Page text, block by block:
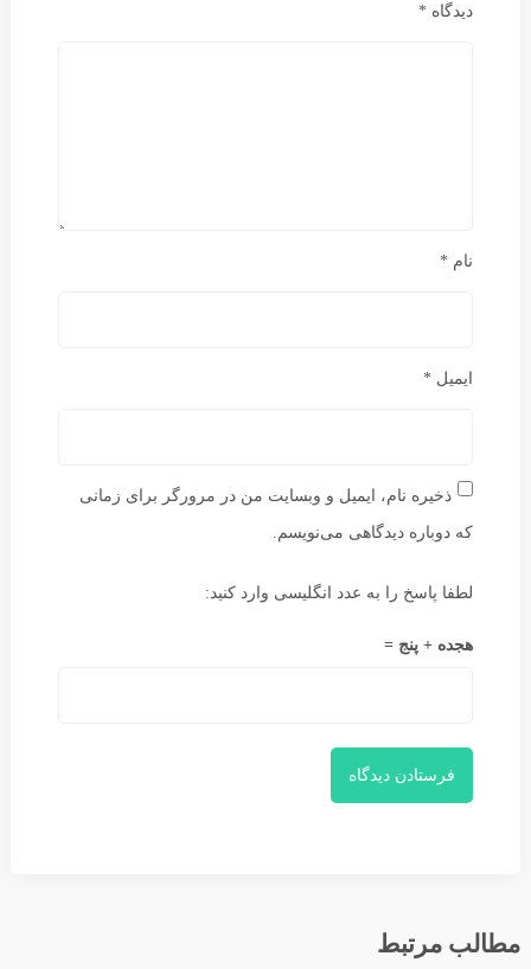
دیدگاه *
نام *
ایمیل *
ذخیره نام، ایمیل و وبسایت من در مرورگر برای زمانی
که دوباره دیدگاهی می‌نویسم.
لطفا پاسخ را به عدد انگلیسی وارد کنید:
هجده + پنج =
مطالب مرتبط